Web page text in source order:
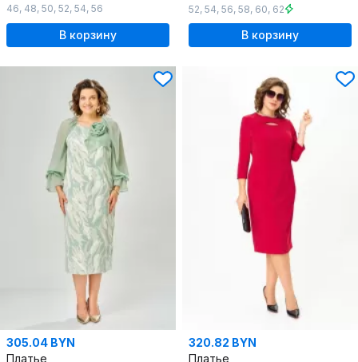
46, 48, 50, 52, 54, 56
В корзину
52, 54, 56, 58, 60, 62
В корзину
305.04 BYN
Платье
320.82 BYN
Платье